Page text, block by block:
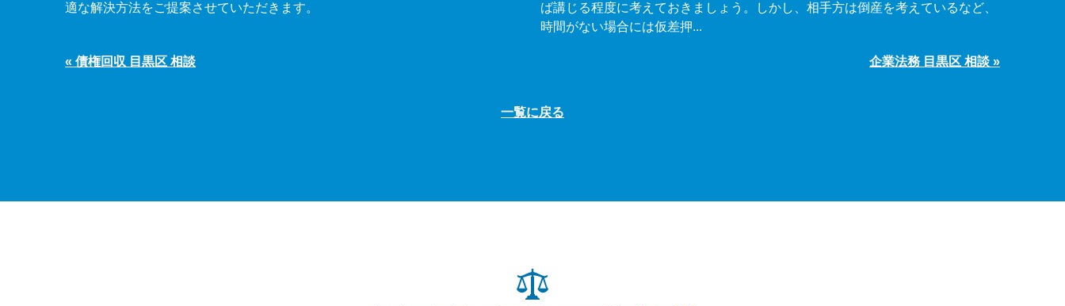
適な解決方法をご提案させていただきます。
ば講じる程度に考えておきましょう。しかし、相手方は倒産を考えているなど、
時間がない場合には仮差押...
« 債権回収 目黒区 相談 企業法務 目黒区 相談 »
一覧に戻る